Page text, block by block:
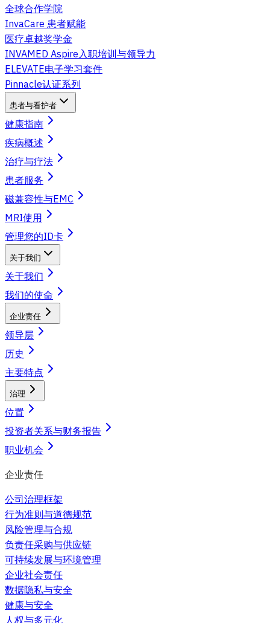
全球合作学院
InvaCare 患者赋能
医疗卓越奖学金
INVAMED Aspire入职培训与领导力
ELEVATE电子学习套件
Pinnacle认证系列
患者与看护者
健康指南
疾病概述
治疗与疗法
患者服务
磁兼容性与EMC
MRI使用
管理您的ID卡
关于我们
关于我们
我们的使命
企业责任
领导层
历史
主要特点
治理
位置
投资者关系与财务报告
职业机会
企业责任
公司治理框架
行为准则与道德规范
风险管理与合规
负责任采购与供应链
可持续发展与环境管理
企业社会责任
数据隐私与安全
健康与安全
人权与多元化